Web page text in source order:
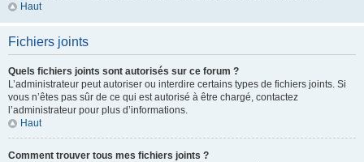
Haut
Fichiers joints
Quels fichiers joints sont autorisés sur ce forum ?
L’administrateur peut autoriser ou interdire certains types de fichiers joints. Si
vous n’êtes pas sûr de ce qui est autorisé à être chargé, contactez
l’administrateur pour plus d’informations.
Haut
Comment trouver tous mes fichiers joints ?